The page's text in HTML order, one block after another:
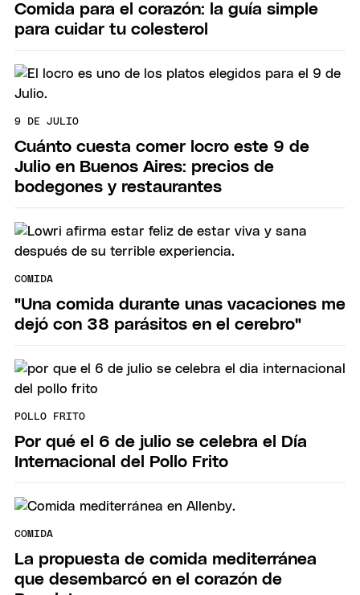
Comida para el corazón: la guía simple
para cuidar tu colesterol
9 DE JULIO
Cuánto cuesta comer locro este 9 de
Julio en Buenos Aires: precios de
bodegones y restaurantes
COMIDA
"Una comida durante unas vacaciones me
dejó con 38 parásitos en el cerebro"
POLLO FRITO
Por qué el 6 de julio se celebra el Día
Internacional del Pollo Frito
COMIDA
La propuesta de comida mediterránea
que desembarcó en el corazón de